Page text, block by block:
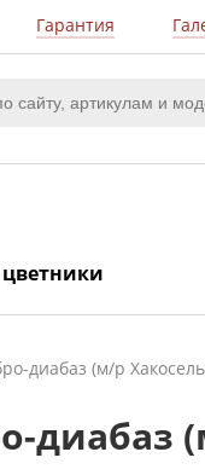
Гарантия
диабаз (м/р
диабаз